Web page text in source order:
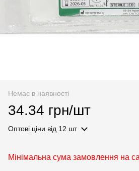
Немає в наявності
34.34 грн/шт
Оптові ціни від 12 шт
Мінімальна сума замовлення на